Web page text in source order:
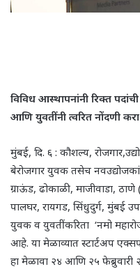
विविध आस्थापनांनी रिक्त पदांची
आणि युवतींनी त्वरित नोंदणी करा
मुंबई, दि. ६ : कौशल्य,
बेरोजगार युवक तसेच
ग्राऊंड, ढोकाळी, माजीवाडा,
पालघर, रायगड, सिंधुदुर्ग, मुंबई
युवक व युवतींकरिता ‘नमो
आहे. या मेळाव्यात स्टार्टअप
हा मेळावा २४ आणि २५